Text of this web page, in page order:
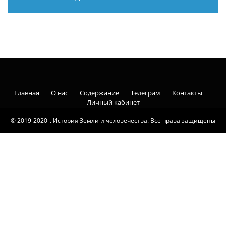
© 2019-2020г. История Земли и человечества. Все права защищены
Главная О нас Содержание Телеграм
Контакты
Личный кабинет